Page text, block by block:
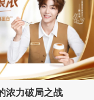
浓力破局之战